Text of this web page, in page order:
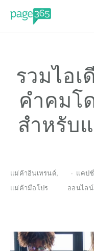
รวมไอ
คำคมโ
สำหรับ
แม่ค้าอินเทรนด์,
แม่ค้ามือโปร
แคป
ออนไลน์